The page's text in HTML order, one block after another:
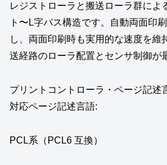
レジストローラと搬送ローラ群によ
ト〜L字パス構造です。自動両面印
し、両面印刷時も実用的な速度を維
送経路のローラ配置とセンサ制御が
プリントコントローラ・ページ記述
対応ページ記述言語:
PCL系（PCL6 互換）